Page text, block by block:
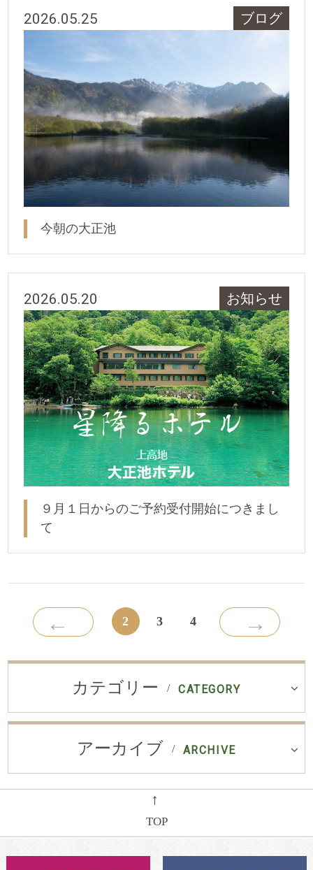
2026.05.25 ブログ
今朝の大正池
2026.05.20 お知らせ
９月１日からのご予約受付開始につきまし
て
← 2 3 4 →
カテゴリー CATEGORY
アーカイブ ARCHIVE
←
TOP